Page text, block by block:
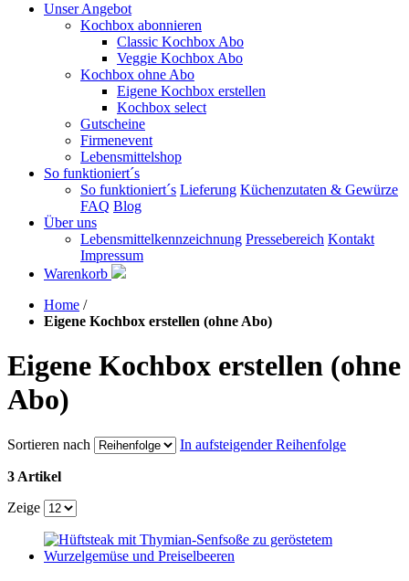
Unser Angebot
Kochbox abonnieren
Classic Kochbox Abo
Veggie Kochbox Abo
Kochbox ohne Abo
Eigene Kochbox erstellen
Kochbox select
Gutscheine
Firmenevent
Lebensmittelshop
So funktioniert´s
So funktioniert´s Lieferung Küchenzutaten & Gewürze
FAQ Blog
Über uns
Lebensmittelkennzeichnung Pressebereich Kontakt
Impressum
Warenkorb
Home /
Eigene Kochbox erstellen (ohne Abo)
Eigene Kochbox erstellen (ohne
Abo)
Sortieren nach In aufsteigender Reihenfolge
3 Artikel
Zeige